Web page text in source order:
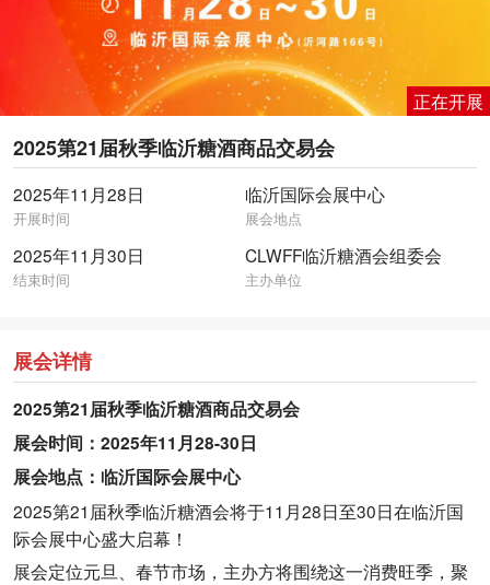
正在开展
2025第21届秋季临沂糖酒商品交易会
2025年11月28日
开展时间
临沂国际会展中心
展会地点
2025年11月30日
结束时间
CLWFF临沂糖酒会组委会
主办单位
展会详情
2025第21届秋季临沂糖酒商品交易会
展会时间：2025年11月28-30日
展会地点：临沂国际会展中心
2025第21届秋季临沂糖酒会将于11月28日至30日在临沂国
际会展中心盛大启幕！
展会定位元旦、春节市场，主办方将围绕这一消费旺季，聚